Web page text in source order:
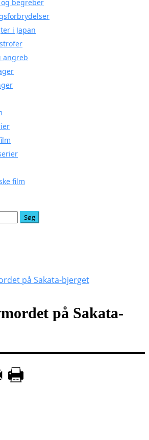
begreber
i Japan
angreb
film
på Sakata-bjerget
på Sakata-